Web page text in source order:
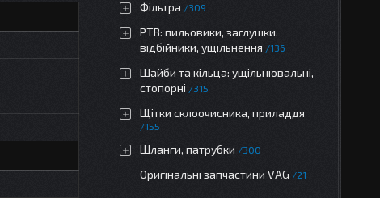
Фільтра 309
РТВ: пильовики, заглушки,
відбійники, ущільнення
136
Шайби та кільца: ущільнювальні,
стопорні
315
Щітки склоочисника, приладдя
155
Шланги, патрубки 300
Оригінальні запчастини VAG 21